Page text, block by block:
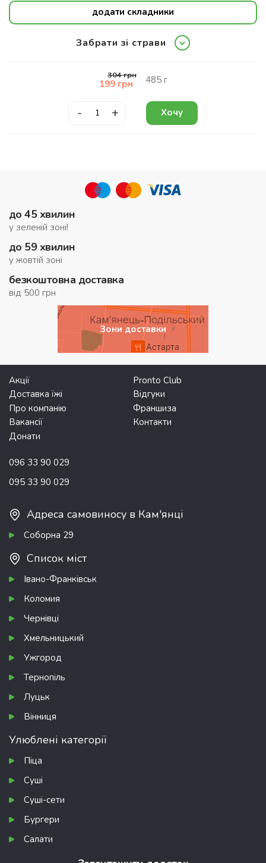
додати складники
Забрати зі страви
304грн
199 грн 485 г
- + Хочу
до 45 хвилин
у зеленій зоні!
до 59 хвилин
у жовтій зоні
безкоштовна доставка
від 500 грн
Зони доставки
Акції
Pronto Club
Доставка їжі
Відгуки
Про компанію
Франшиза
Вакансії
Контакти
Донати
096 33 90 029
095 33 90 029
Адреса самовиносу в Кам'янці
Соборна 29
Список міст
Івано-Франківськ
Коломия
Чернівці
Хмельницький
Ужгород
Тернопіль
Луцьк
Вінниця
Улюблені категорії
Піца
Суші
Суші-сети
Бургери
Салати